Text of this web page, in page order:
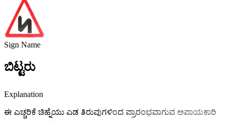
Sign Name
ಬಿಟ್ಟರು
Explanation
ಈ ಎಚ್ಚರಿಕೆ ಚಿಹ್ನೆಯು ಎಡ ತಿರುವುಗಳಿಂದ ಪ್ರಾರಂಭವಾಗುವ ಅಪಾಯಕಾರಿ